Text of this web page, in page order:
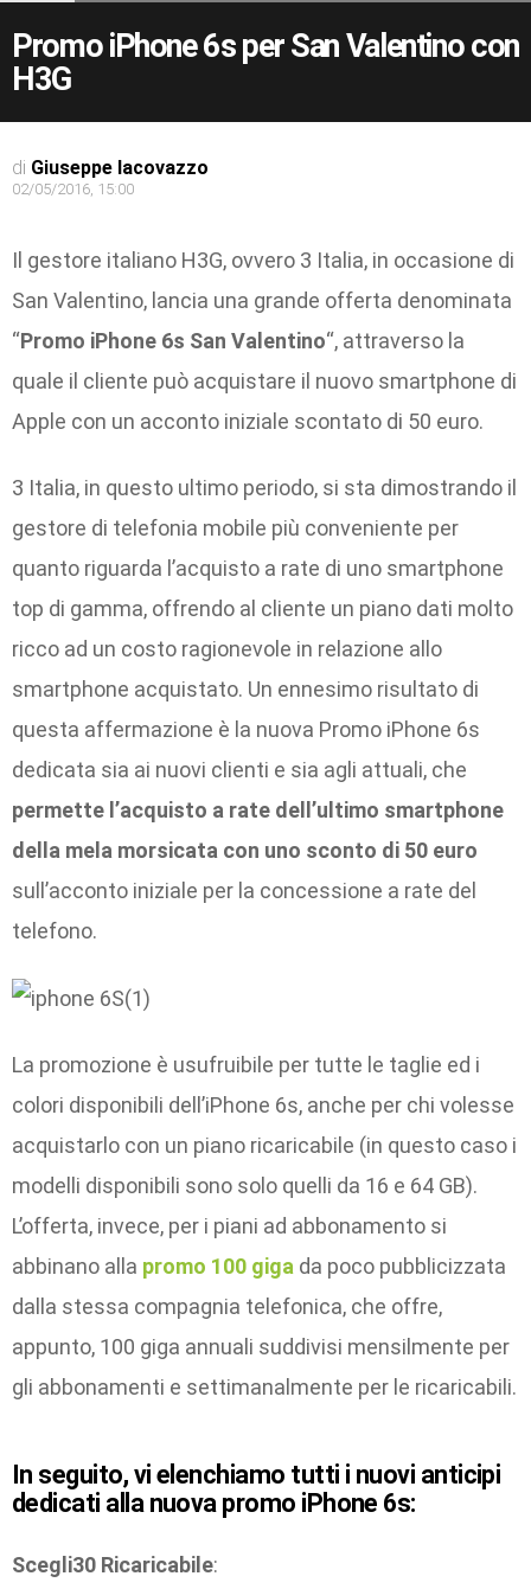
Promo iPhone 6s per San Valentino con
H3G
di Giuseppe Iacovazzo
02/05/2016, 15:00
Il gestore italiano H3G, ovvero 3 Italia, in occasione di
San Valentino, lancia una grande offerta denominata
“Promo iPhone 6s San Valentino“, attraverso la
quale il cliente può acquistare il nuovo smartphone di
Apple con un acconto iniziale scontato di 50 euro.
3 Italia, in questo ultimo periodo, si sta dimostrando il
gestore di telefonia mobile più conveniente per
quanto riguarda l’acquisto a rate di uno smartphone
top di gamma, offrendo al cliente un piano dati molto
ricco ad un costo ragionevole in relazione allo
smartphone acquistato. Un ennesimo risultato di
questa affermazione è la nuova Promo iPhone 6s
dedicata sia ai nuovi clienti e sia agli attuali, che
permette l’acquisto a rate dell’ultimo smartphone
della mela morsicata con uno sconto di 50 euro
sull’acconto iniziale per la concessione a rate del
telefono.
La promozione è usufruibile per tutte le taglie ed i
colori disponibili dell’iPhone 6s, anche per chi volesse
acquistarlo con un piano ricaricabile (in questo caso i
modelli disponibili sono solo quelli da 16 e 64 GB).
L’offerta, invece, per i piani ad abbonamento si
abbinano alla promo 100 giga da poco pubblicizzata
dalla stessa compagnia telefonica, che offre,
appunto, 100 giga annuali suddivisi mensilmente per
gli abbonamenti e settimanalmente per le ricaricabili.
In seguito, vi elenchiamo tutti i nuovi anticipi
dedicati alla nuova promo iPhone 6s:
Scegli30 Ricaricabile: